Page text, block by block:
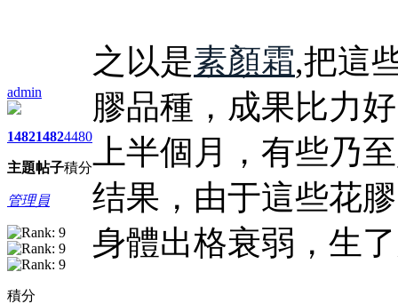
admin
1482
主題
1482
帖子
4480
積分
管理員
積分
之以是素顏霜,把這
膠品種，成果比力
上半個月，有些乃
结果，由于這些花
身體出格衰弱，生